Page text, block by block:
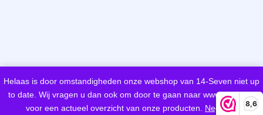
8,6
Helaas is door omstandigheden onze webshop van 14-Seven niet up
to date. Wij vragen u dan ook om door te gaan naar www.woeds.nl
voor een actueel overzicht van onze producten. Negeren